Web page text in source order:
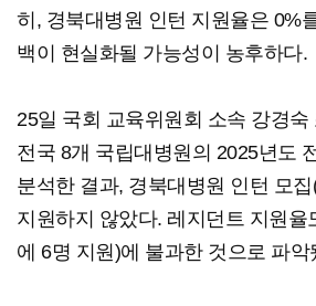
히, 경북대병원 인턴 지원율은 0%
백이 현실화될 가능성이 농후하다.
25일 국회 교육위원회 소속 강경숙
전국 8개 국립대병원의 2025년도
분석한 결과, 경북대병원 인턴 모
지원하지 않았다. 레지던트 지원율
에 6명 지원)에 불과한 것으로 파악